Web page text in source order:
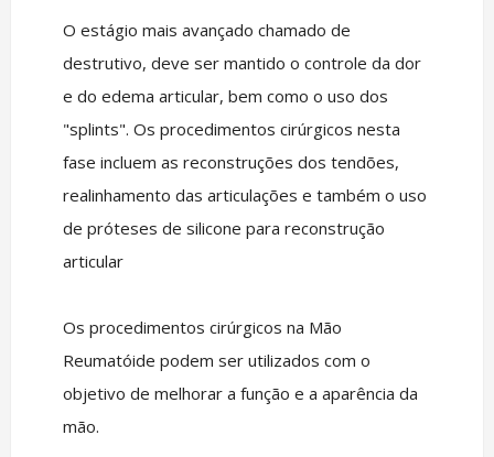
O estágio mais avançado chamado de
destrutivo, deve ser mantido o controle da dor
e do edema articular, bem como o uso dos
"splints". Os procedimentos cirúrgicos nesta
fase incluem as reconstruções dos tendões,
realinhamento das articulações e também o uso
de próteses de silicone para reconstrução
articular
Os procedimentos cirúrgicos na Mão
Reumatóide podem ser utilizados com o
objetivo de melhorar a função e a aparência da
mão.